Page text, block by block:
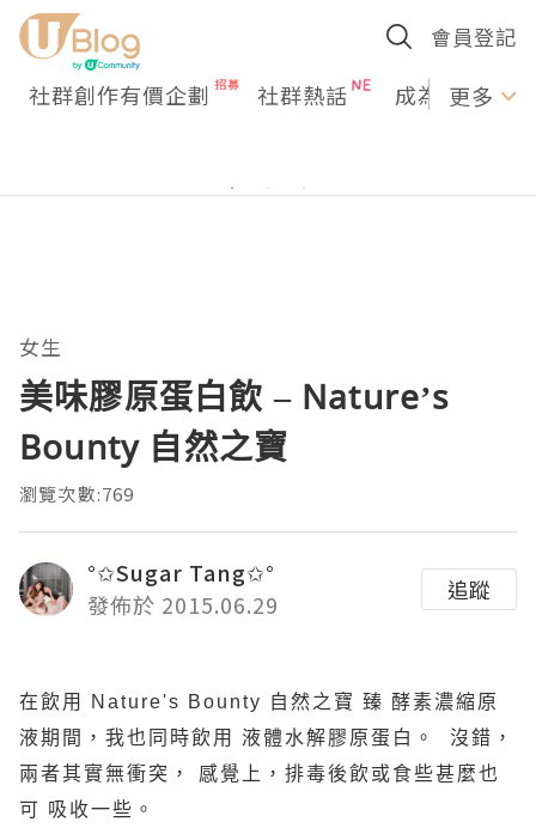
會員登記
社群創作有價企劃 社群熱話 成為U更多
女生
美味膠原蛋白飲 – Nature’s
Bounty 自然之寶
瀏覽次數:769
°✩Sugar Tang✩°
發佈於 2015.06.29
追蹤
在飲用 Nature's Bounty 自然之寶 臻 酵素濃縮原
液期間，我也同時飲用 液體水解膠原蛋白。 沒錯，
兩者其實無衝突， 感覺上，排毒後飲或食些甚麼也
可 吸收一些。